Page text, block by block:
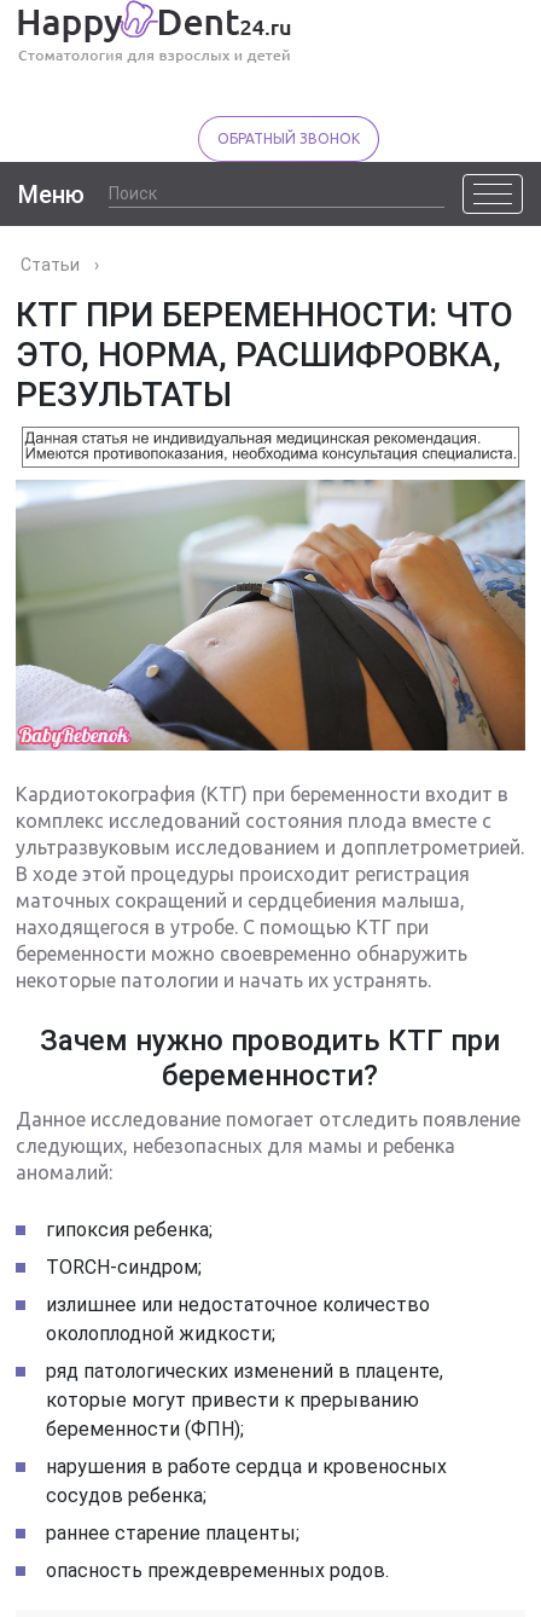
ОБРАТНЫЙ ЗВОНОК
Меню
Статьи ›
КТГ ПРИ БЕРЕМЕННОСТИ: ЧТО
ЭТО, НОРМА, РАСШИФРОВКА,
РЕЗУЛЬТАТЫ
Кардиотокография (КТГ) при беременности входит в
комплекс исследований состояния плода вместе с
ультразвуковым исследованием и допплетрометрией.
В ходе этой процедуры происходит регистрация
маточных сокращений и сердцебиения малыша,
находящегося в утробе. С помощью КТГ при
беременности можно своевременно обнаружить
некоторые патологии и начать их устранять.
Зачем нужно проводить КТГ при
беременности?
Данное исследование помогает отследить появление
следующих, небезопасных для мамы и ребенка
аномалий:
гипоксия ребенка;
TORCH-синдром;
излишнее или недостаточное количество
околоплодной жидкости;
ряд патологических изменений в плаценте,
которые могут привести к прерыванию
беременности (ФПН);
нарушения в работе сердца и кровеносных
сосудов ребенка;
раннее старение плаценты;
опасность преждевременных родов.